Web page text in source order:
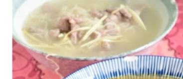
林
斗
六
美
食：
斗
六
西
市